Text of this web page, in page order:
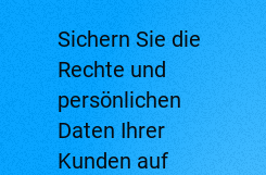
Sichern Sie die
Rechte und
persönlichen
Daten Ihrer
Kunden auf